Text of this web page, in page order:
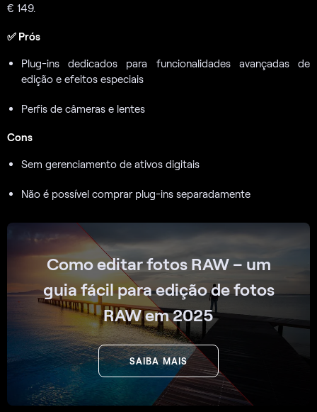
€ 149.
✅ Prós
Plug-ins dedicados para funcionalidades avançadas de
edição e efeitos especiais
Perfis de câmeras e lentes
Cons
Sem gerenciamento de ativos digitais
Não é possível comprar plug-ins separadamente
Como editar fotos RAW – um
guia fácil para edição de fotos
RAW em 2025
SAIBA MAIS